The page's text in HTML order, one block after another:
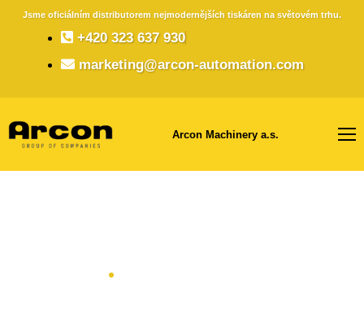
Jsme oficiálním distributorem nejmodernějších tiskáren na světovém trhu.
+420 323 637 930
marketing@arcon-automation.com
Arcon Machinery a.s.